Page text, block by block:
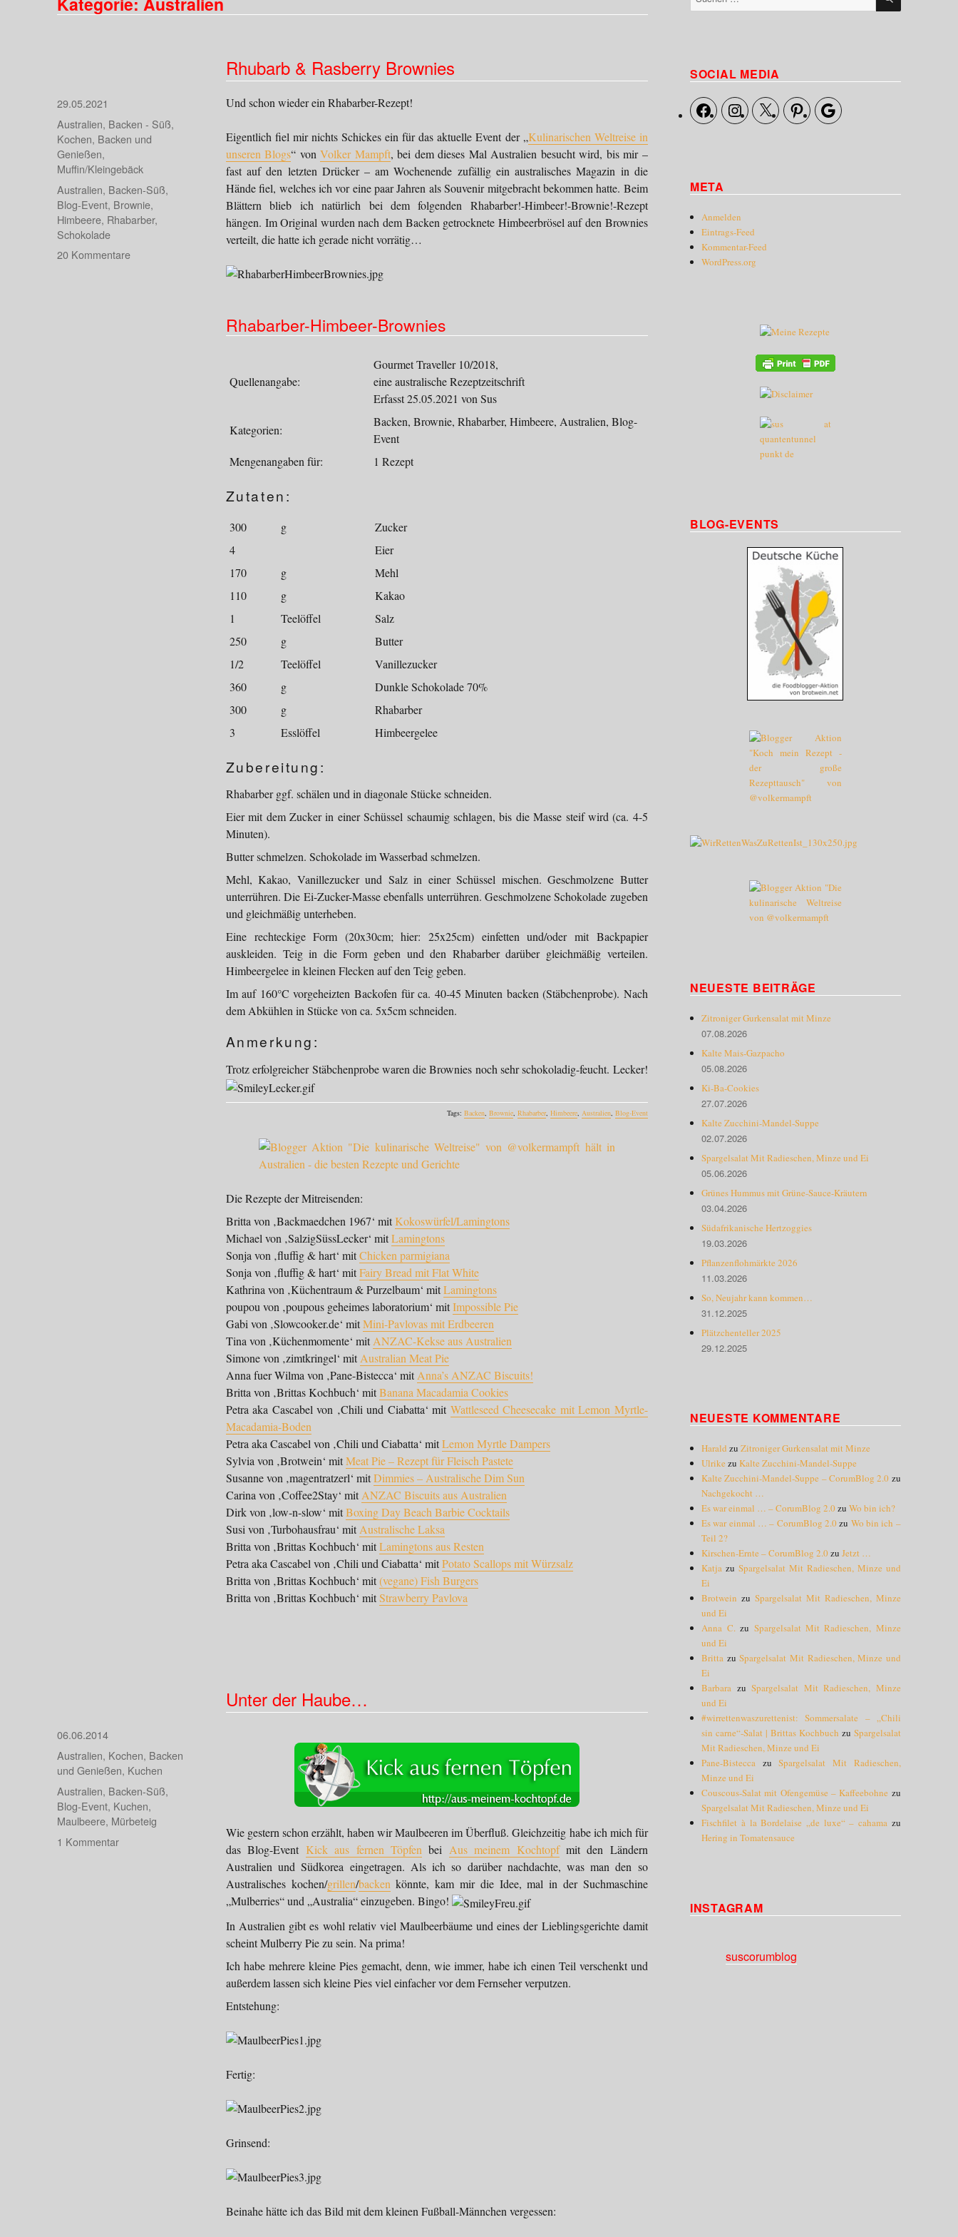
Rhubarb & Rasberry Brownies
Und schon wieder ein Rhabarber-Rezept!
Eigentlich fiel mir nichts Schickes ein für das aktuelle Event der „Kulinarischen Weltreise in
unseren Blogs“ vonVolker Mampft, bei dem dieses Mal Australien besucht wird, bis mir –
fast auf den letzten Drücker – am Wochenende zufällig ein australisches Magazin in die
Hände fiel, welches ich vor eine paar Jahren als Souvenir mitgebracht bekommen hatte. Beim
Blättern blieb ich natürlich bei dem folgenden Rhabarber!-Himbeer!-Brownie!-Rezept
hängen. Im Original wurden nach dem Backen getrocknete Himbeerbrösel auf den Brownies
verteilt, die hatte ich gerade nicht vorrätig…
Rhabarber-Himbeer-Brownies
Quellenangabe:
Gourmet Traveller 10/2018,
eine australische Rezeptzeitschrift
Erfasst 25.05.2021 von Sus
Kategorien:
Backen, Brownie, Rhabarber, Himbeere, Australien, Blog-
Event
Mengenangaben für:
1 Rezept
Zutaten:
300 g
Zucker
4
Eier
170
g
Mehl
110
g
Kakao
1
Teelöffel
Salz
250
g
Butter
1/2
Teelöffel
Vanillezucker
360
g
Dunkle Schokolade 70%
300
g
Rhabarber
3
Esslöffel Himbeergelee
Zubereitung:
Rhabarber ggf. schälen und in diagonale Stücke schneiden.
Eier mit dem Zucker in einer Schüssel schaumig schlagen, bis die Masse steif wird (ca. 4-5
Minuten).
Butter schmelzen. Schokolade im Wasserbad schmelzen.
Mehl, Kakao, Vanillezucker und Salz in einer Schüssel mischen. Geschmolzene Butter
unterrühren. Die Ei-Zucker-Masse ebenfalls unterrühren. Geschmolzene Schokolade zugeben
und gleichmäßig unterheben.
Eine rechteckige Form (20x30cm; hier: 25x25cm) einfetten und/oder mit Backpapier
auskleiden. Teig in die Form geben und den Rhabarber darüber gleichmäßig verteilen.
Himbeergelee in kleinen Flecken auf den Teig geben.
Im auf 160°C vorgeheizten Backofen für ca. 40-45 Minuten backen (Stäbchenprobe). Nach
dem Abkühlen in Stücke von ca. 5x5cm schneiden.
Anmerkung:
Trotz erfolgreicher Stäbchenprobe waren die Brownies noch sehr schokoladig-feucht. Lecker!
Tags: Backen, Brownie, Rhabarber, Himbeere, Australien, Blog-Event
Die Rezepte der Mitreisenden:
Britta von ‚Backmaedchen 1967‘ mitKokoswürfel/Lamingtons
Michael von ‚SalzigSüssLecker‘ mitLamingtons
Sonja von ‚fluffig & hart‘ mitChicken parmigiana
Sonja von ‚fluffig & hart‘ mitFairy Bread mit Flat White
Kathrina von ‚Küchentraum & Purzelbaum‘ mitLamingtons
poupou von ‚poupous geheimes laboratorium‘ mitImpossible Pie
Gabi von ‚Slowcooker.de‘ mitMini-Pavlovas mit Erdbeeren
Tina von ‚Küchenmomente‘ mit ANZAC-Kekse aus Australien
Simone von ‚zimtkringel‘ mit Australian Meat Pie
Anna fuer Wilma von ‚Pane-Bistecca‘ mit Anna’s ANZAC Biscuits!
Britta von ‚Brittas Kochbuch‘ mitBanana Macadamia Cookies
Petra aka Cascabel von ‚Chili und Ciabatta‘ mit Wattleseed Cheesecake mit Lemon Myrtle-
Macadamia-Boden
Petra aka Cascabel von ‚Chili und Ciabatta‘ mitLemon Myrtle Dampers
Sylvia von ‚Brotwein‘ mitMeat Pie – Rezept für Fleisch Pastete
Susanne von ‚magentratzerl‘ mitDimmies – Australische Dim Sun
Carina von ‚Coffee2Stay‘ mit ANZAC Biscuits aus Australien
Dirk von ‚low-n-slow‘ mitBoxing Day Beach Barbie Cocktails
Susi von ‚Turbohausfrau‘ mit Australische Laksa
Britta von ‚Brittas Kochbuch‘ mitLamingtons aus Resten
Petra aka Cascabel von ‚Chili und Ciabatta‘ mitPotato Scallops mit Würzsalz
Britta von ‚Brittas Kochbuch‘ mit(vegane) Fish Burgers
Britta von ‚Brittas Kochbuch‘ mitStrawberry Pavlova
Veröffentlicht
am
29.05.2021
Kategorien
Australien, Backen - Süß,
Kochen, Backen und
Genießen,
Muffin/Kleingebäck
Schlagwörter
Australien, Backen-Süß,
Blog-Event, Brownie,
Himbeere, Rhabarber,
Schokolade
20 Kommentarezu
Unter der Haube…
Wie gestern schon erzählt, haben wir Maulbeeren im Überfluß. Gleichzeitig habe ich mich für
das Blog-Event Kick aus fernen Töpfen bei Aus meinem Kochtopfmit den Ländern
Australien und Südkorea eingetragen. Als ich so darüber nachdachte, was man den so
Australisches kochen/grillen/backen könnte, kam mir die Idee, mal in der Suchmaschine
„Mulberries“ und „Australia“ einzugeben. Bingo!
In Australien gibt es wohl relativ viel Maulbeerbäume und eines der Lieblingsgerichte damit
scheint Mulberry Pie zu sein. Na prima!
Ich habe mehrere kleine Pies gemacht, denn, wie immer, habe ich einen Teil verschenkt und
außerdem lassen sich kleine Pies viel einfacher vor dem Fernseher verputzen.
Entstehung:
Fertig:
Grinsend:
Beinahe hätte ich das Bild mit dem kleinen Fußball-Männchen vergessen:
Veröffentlicht
am
06.06.2014
Kategorien
Australien, Kochen, Backen
und Genießen, Kuchen
Schlagwörter
Australien, Backen-Süß,
Blog-Event, Kuchen,
Maulbeere, Mürbeteig
1 Kommentarzu
nach:
SOCIAL MEDIA
FacebookInstagram
X Pinterest Google
META
Anmelden
Eintrags-Feed
Kommentar-Feed
WordPress.org
BLOG-EVENTS
NEUESTE BEITRÄGE
Zitroniger Gurkensalat mit Minze
07.08.2026
Kalte Mais-Gazpacho
05.08.2026
Ki-Ba-Cookies
27.07.2026
Kalte Zucchini-Mandel-Suppe
02.07.2026
Spargelsalat Mit Radieschen, Minze und Ei
05.06.2026
Grünes Hummus mit Grüne-Sauce-Kräutern
03.04.2026
Südafrikanische Hertzoggies
19.03.2026
Pflanzenflohmärkte 2026
11.03.2026
So, Neujahr kann kommen…
31.12.2025
Plätzchenteller 2025
29.12.2025
NEUESTE KOMMENTARE
Harald zuZitroniger Gurkensalat mit Minze
Ulrike zuKalte Zucchini-Mandel-Suppe
Kalte Zucchini-Mandel-Suppe – CorumBlog 2.0 zu
Nachgekocht …
Es war einmal … – CorumBlog 2.0zuWo bin ich?
Es war einmal … – CorumBlog 2.0zu Wo bin ich –
Teil 2?
Kirschen-Ernte – CorumBlog 2.0zuJetzt …
Katja zuSpargelsalat Mit Radieschen, Minze und
Ei
Brotwein zuSpargelsalat Mit Radieschen, Minze
und Ei
Anna C.zu Spargelsalat Mit Radieschen, Minze
und Ei
Britta zuSpargelsalat Mit Radieschen, Minze und
Ei
Barbara zuSpargelsalat Mit Radieschen, Minze
und Ei
#wirrettenwaszurettenist: Sommersalate – „Chili
sin carne“-Salat | Brittas Kochbuch zu Spargelsalat
Mit Radieschen, Minze und Ei
Pane-Bistecca zuSpargelsalat Mit Radieschen,
Minze und Ei
Couscous-Salat mit Ofengemüse – Kaffeebohne zu
Spargelsalat Mit Radieschen, Minze und Ei
Fischfilet à la Bordelaise „de luxe“ – cahama zu
Hering in Tomatensauce
INSTAGRAM
suscorumblog